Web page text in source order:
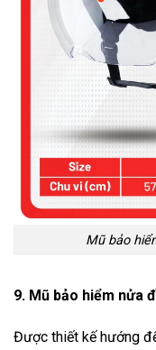
Mũ bảo
9. Mũ bảo hiểm nửa
Được thiết kế hướng